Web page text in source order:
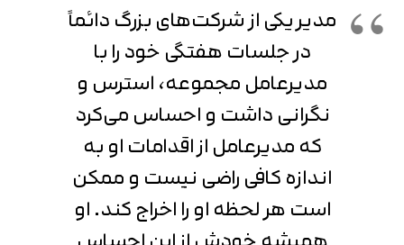
مدیر یکی از شرکت‌های بزرگ دائماً
در جلسات هفتگی خود را با
مدیرعامل مجموعه، استرس و
نگرانی داشت و احساس می‌کرد
که مدیرعامل از اقدامات او به
اندازه کافی راضی نیست و ممکن
است هر لحظه او را اخراج کند. او